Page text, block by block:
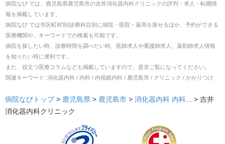
病院なび では、 鹿児島県 鹿児島市の吉井消化器内科クリニックの評判・求人・転職情
報を掲載しています。
病院なび では市区町村別/診療科目別に病院・医院・薬局を探せるほか、予約ができる
医療機関や、キーワードでの検索も可能です。
病院を探したい時、診療時間を調べたい時、医師求人や看護師求人、薬剤師求人情報
を知りたい時に便利です。
また、役立つ医療コラムなども掲載していますので、是非ご覧になってください。
関連キーワード: 消化器内科 / 内科 / 内視鏡内科 / 鹿児島市 / クリニック / かかりつけ
病院なびトップ > 鹿児島県 > 鹿児島市 > 消化器内科 内科... > 吉井
消化器内科クリニック